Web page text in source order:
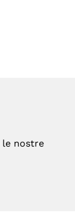
nostre